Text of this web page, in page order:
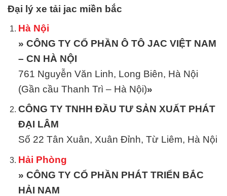
Đại lý xe tải jac miền bắc
Hà Nội
» CÔNG TY CỔ PHẦN Ô TÔ JAC VIỆT NAM
– CN HÀ NỘI
761 Nguyễn Văn Linh, Long Biên, Hà Nội
(Gần cầu Thanh Trì – Hà Nội)»
CÔNG TY TNHH ĐẦU TƯ SẢN XUẤT PHÁT
ĐẠI LÂM
Số 22 Tân Xuân, Xuân Đỉnh, Từ Liêm, Hà Nội
Hải Phòng
» CÔNG TY CỔ PHẦN PHÁT TRIỂN BẮC
HẢI NAM